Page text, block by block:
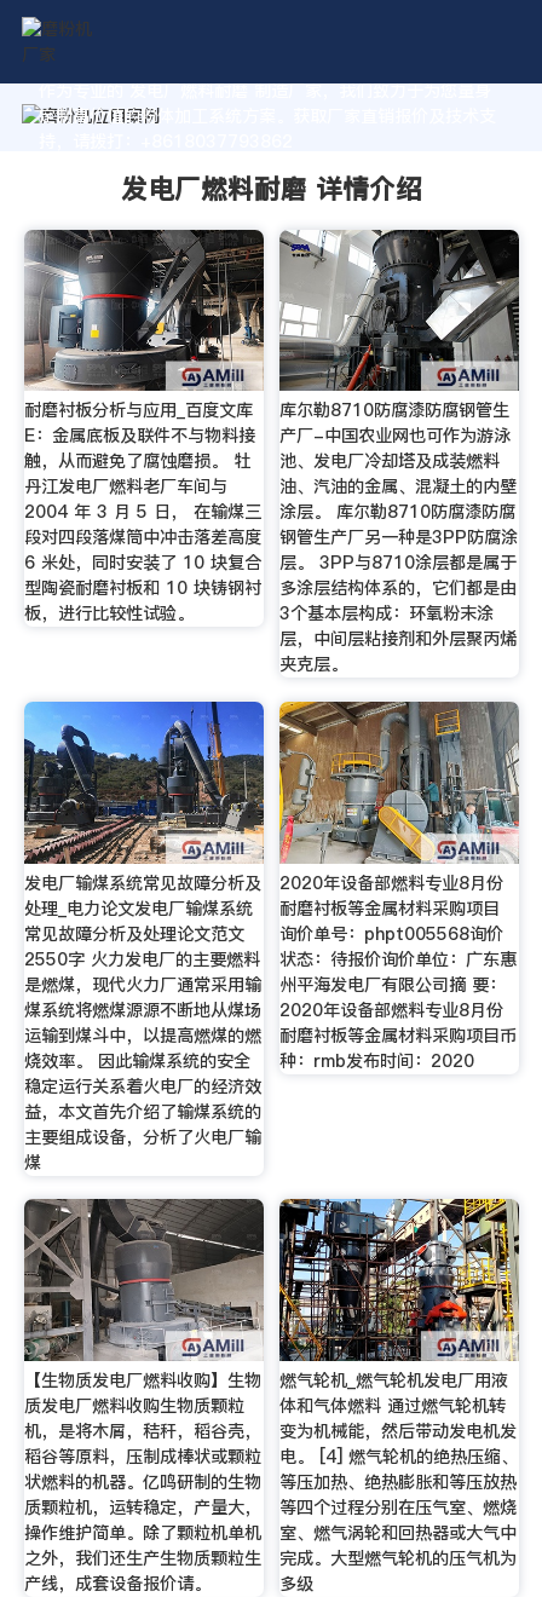
作为专业的 发电厂燃料耐磨 制造厂家，我们致力于为您量身
定制高价值的粉体加工系统方案。获取厂家直销报价及技术支
发电厂燃料耐磨 详情介绍
耐磨衬板分析与应用_百度文库
E：金属底板及联件不与物料接
触，从而避免了腐蚀磨损。 牡
丹江发电厂燃料老厂车间与
2004 年 3 月 5 日， 在输煤三
段对四段落煤筒中冲击落差高度
6 米处，同时安装了 10 块复合
型陶瓷耐磨衬板和 10 块铸钢衬
板，进行比较性试验。
库尔勒8710防腐漆防腐钢管生
产厂-中国农业网也可作为游泳
池、发电厂冷却塔及成装燃料
油、汽油的金属、混凝土的内壁
涂层。 库尔勒8710防腐漆防腐
钢管生产厂另一种是3PP防腐涂
层。 3PP与8710涂层都是属于
多涂层结构体系的，它们都是由
3个基本层构成：环氧粉末涂
层，中间层粘接剂和外层聚丙烯
夹克层。
发电厂输煤系统常见故障分析及
处理_电力论文发电厂输煤系统
常见故障分析及处理论文范文
2550字 火力发电厂的主要燃料
是燃煤，现代火力厂通常采用输
煤系统将燃煤源源不断地从煤场
运输到煤斗中，以提高燃煤的燃
烧效率。 因此输煤系统的安全
稳定运行关系着火电厂的经济效
益，本文首先介绍了输煤系统的
主要组成设备，分析了火电厂输
煤
2020年设备部燃料专业8月份
耐磨衬板等金属材料采购项目
询价单号：phpt005568询价
状态：待报价询价单位：广东惠
州平海发电厂有限公司摘 要：
2020年设备部燃料专业8月份
耐磨衬板等金属材料采购项目币
种：rmb发布时间：2020
【生物质发电厂燃料收购】生物
质发电厂燃料收购生物质颗粒
机，是将木屑，秸秆，稻谷壳，
稻谷等原料，压制成棒状或颗粒
状燃料的机器。亿鸣研制的生物
质颗粒机，运转稳定，产量大，
操作维护简单。除了颗粒机单机
之外，我们还生产生物质颗粒生
产线，成套设备报价请。
燃气轮机_燃气轮机发电厂用液
体和气体燃料 通过燃气轮机转
变为机械能，然后带动发电机发
电。 [4] 燃气轮机的绝热压缩、
等压加热、绝热膨胀和等压放热
等四个过程分别在压气室、燃烧
室、燃气涡轮和回热器或大气中
完成。大型燃气轮机的压气机为
多级